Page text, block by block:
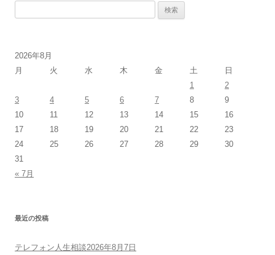
2026年8月
月
火 水 木 金 土
日
1
2
3
4 5 6 7 8
9
10
11 12 13 14 15
16
17
18 19 20 21 22
23
24
25 26 27 28 29
30
31
« 7月
最近の投稿
テレフォン人生相談2026年8月7日